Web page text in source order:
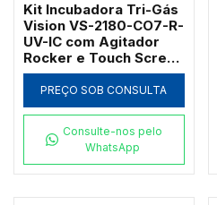
Kit Incubadora Tri-Gás
Vision VS-2180-CO7-R-
UV-IC com Agitador
Rocker e Touch Screen
180L
PREÇO SOB CONSULTA
Consulte-nos pelo
WhatsApp